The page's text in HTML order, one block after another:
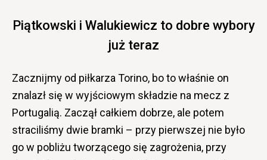
Piątkowski i Walukiewicz to dobre wybory
już teraz
Zacznijmy od piłkarza Torino, bo to właśnie on
znalazł się w wyjściowym składzie na mecz z
Portugalią. Zaczął całkiem dobrze, ale potem
straciliśmy dwie bramki – przy pierwszej nie było
go w pobliżu tworzącego się zagrożenia, przy